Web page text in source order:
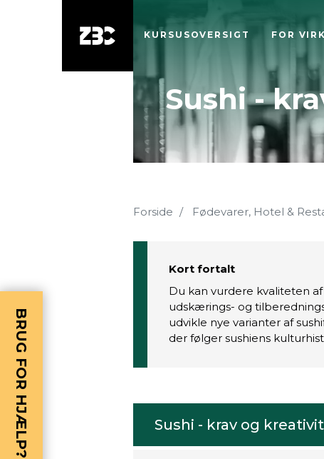
KURSUSOVERSIGT FOR
Sushi -
Forside Fødevarer, Hotel &
Kort fortalt
Du kan vurdere kvaliteten
udskærings- og
udvikle nye varianter af
der følger sushiens
Sushi - krav og
BRUG FOR HJÆLP?